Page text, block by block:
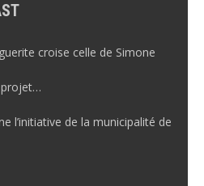
croise celle de Simone
projet…
l’initiative de la municipalité de